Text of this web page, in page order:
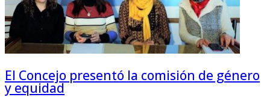
El Concejo presentó la comisión de género
y equidad